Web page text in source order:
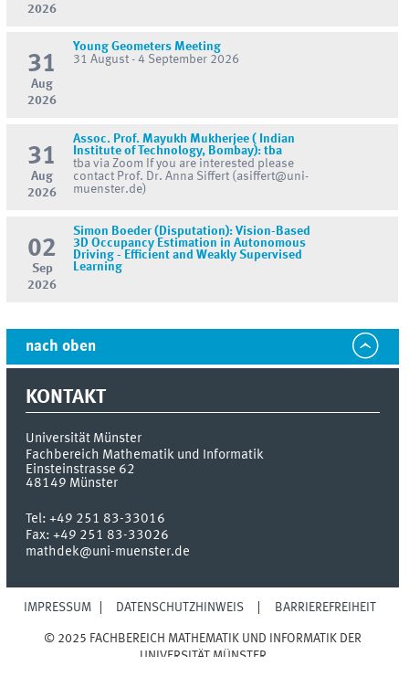
2026
31
Aug
2026
Young Geometers Meeting
31 August - 4 September 2026
31
Aug
2026
Assoc. Prof. Mayukh Mukherjee ( Indian
Institute of Technology, Bombay): tba
tba via Zoom If you are interested please
contact Prof. Dr. Anna Siffert (asiffert@uni-
muenster.de)
02
Sep
2026
Simon Boeder (Disputation): Vision-Based
3D Occupancy Estimation in Autonomous
Driving - Efficient and Weakly Supervised
Learning
nach oben
KONTAKT
Universität Münster
Fachbereich Mathematik und Informatik
Einsteinstrasse 62
48149 Münster
Tel:+49 251 83-33016
Fax:+49 251 83-33026
mathdek@uni-muenster.de
IMPRESSUM DATENSCHUTZHINWEIS BARRIEREFREIHEIT
© 2025 FACHBEREICH MATHEMATIK UND INFORMATIK DER
UNIVERSITÄT MÜNSTER